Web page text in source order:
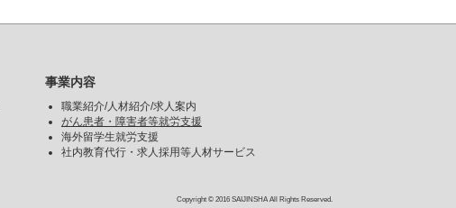
事業内容
職業紹介/人材紹介/求人案内
がん患者・障害者等就労支援
海外留学生就労支援
社内教育代行・求人採用等人材サービス
Copyright © 2016 SAIJINSHA All Rights Reserved.